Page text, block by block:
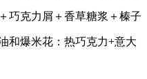
巧克力屑＋香草糖浆＋榛子
和爆米花：热巧克力+意大